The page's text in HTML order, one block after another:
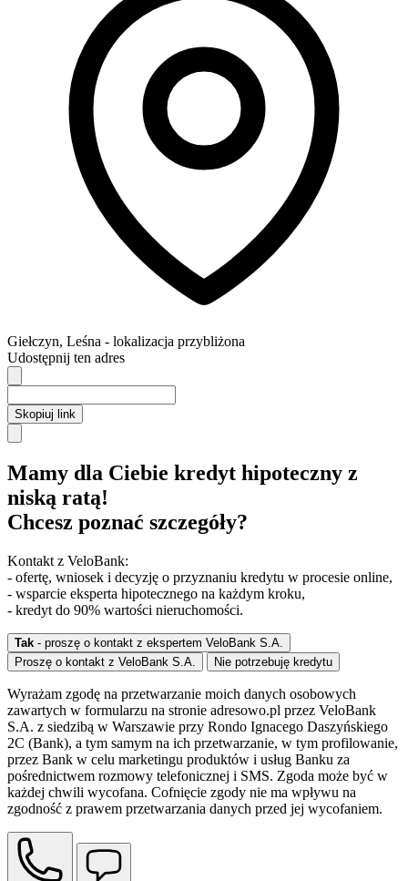
Giełczyn, Leśna - lokalizacja przybliżona
Udostępnij ten adres
Skopiuj link
Mamy dla Ciebie kredyt hipoteczny z
niską ratą!
Chcesz poznać szczegóły?
Kontakt z VeloBank:
- ofertę, wniosek i decyzję o przyznaniu kredytu w procesie online,
- wsparcie eksperta hipotecznego na każdym kroku,
- kredyt do 90% wartości nieruchomości.
Tak - proszę o kontakt z ekspertem VeloBank S.A.
Proszę o kontakt z VeloBank S.A.
Nie potrzebuję kredytu
Wyrażam zgodę na przetwarzanie moich danych osobowych
zawartych w formularzu na stronie adresowo.pl przez VeloBank
S.A. z siedzibą w Warszawie przy Rondo Ignacego Daszyńskiego
2C (Bank), a tym samym na ich przetwarzanie, w tym profilowanie,
przez Bank w celu marketingu produktów i usług Banku za
pośrednictwem rozmowy telefonicznej i SMS. Zgoda może być w
każdej chwili wycofana. Cofnięcie zgody nie ma wpływu na
zgodność z prawem przetwarzania danych przed jej wycofaniem.